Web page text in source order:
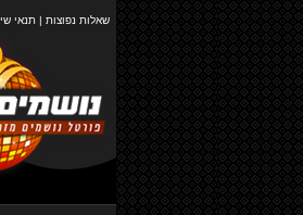
שאלות נפוצות | תנאי